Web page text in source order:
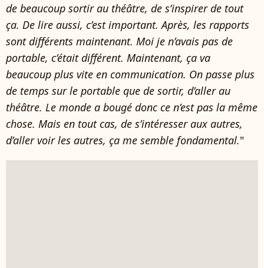
de beaucoup sortir au théâtre, de s’inspirer de tout
ça. De lire aussi, c’est important. Après, les rapports
sont différents maintenant. Moi je n’avais pas de
portable, c’était différent. Maintenant, ça va
beaucoup plus vite en communication. On passe plus
de temps sur le portable que de sortir, d’aller au
théâtre. Le monde a bougé donc ce n’est pas la même
chose. Mais en tout cas, de s’intéresser aux autres,
d’aller voir les autres, ça me semble fondamental."